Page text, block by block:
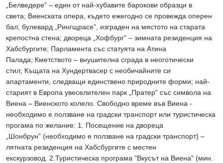
„Белведере” – един от най-хубавите барокови образци в
света; Виенската опера, където ежегодно се провежда оперен
бал; булевард „Рингщрасе”, изграден на мястото на старата
крепостна стена; дворецa „Хофбург” – зимната резиденция на
Хабсбургите; Парламентa със статуята на Атина
Палада; Кметството – внушителна сграда в неоготически
стил; Къщата на Хундертвасер с необичайните си
апартаменти, следващи единствено природните форми; най-
старият в Европа увеселителен парк „Пратер” със символа на
Виена – Виенското колело. Свободно време във Виена -
необходимо е ползване на градски транспорт или туристическа
прогама по желание: 1. Посещение на двореца
„Шонбрун” (необходимо е ползване на градски транспорт) –
лятната резиденция на Хабсбургите с местен
екскурзовод. 2.Туристическа програма "Вкусът на Виена" (мин.